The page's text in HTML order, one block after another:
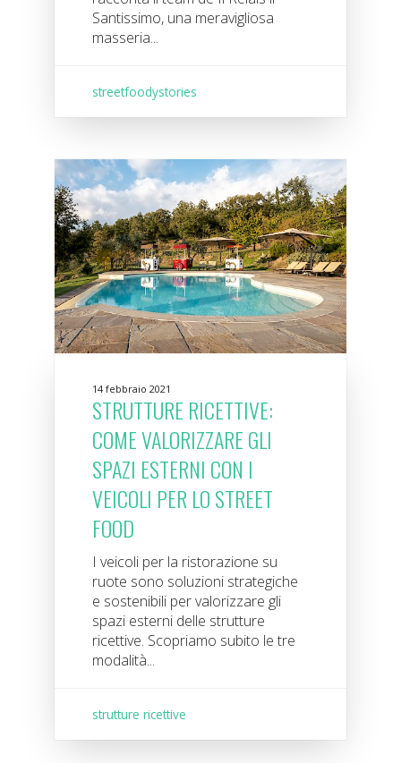
Santissimo, una meravigliosa
masseria...
streetfoodystories
14 febbraio 2021
STRUTTURE RICETTIVE:
COME VALORIZZARE GLI
SPAZI ESTERNI CON I
VEICOLI PER LO STREET
FOOD
I veicoli per la ristorazione su
ruote sono soluzioni strategiche
e sostenibili per valorizzare gli
spazi esterni delle strutture
ricettive. Scopriamo subito le tre
modalità...
strutture ricettive